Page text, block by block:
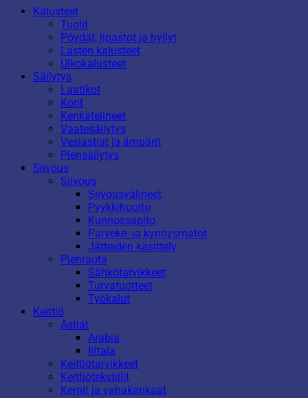
Kalusteet
Tuolit
Pöydät, lipastot ja hyllyt
Lasten kalusteet
Ulkokalusteet
Säilytys
Laatikot
Korit
Kenkätelineet
Vaatesäilytys
Vesiastiat ja ämpärit
Piensäilytys
Siivous
Siivous
Siivousvälineet
Pyykkihuolto
Kunnossapito
Parveke- ja kynnysmatot
Jätteiden käsittely
Pienrauta
Sähkötarvikkeet
Turvatuotteet
Työkalut
Keittiö
Astiat
Arabia
Iittala
Keittiötarvikkeet
Keittiötekstiilit
Kernit ja vahakankaat